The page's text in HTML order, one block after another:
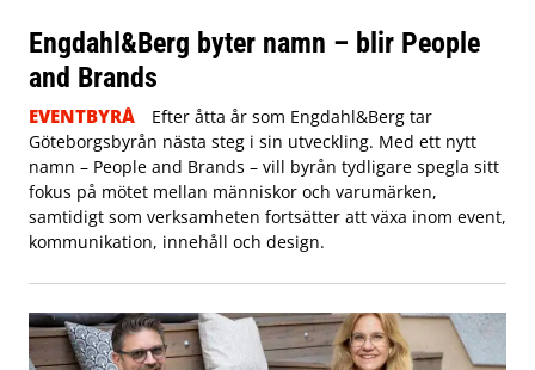
Engdahl&Berg byter namn – blir People
and Brands
EVENTBYRÅ
Efter åtta år som Engdahl&Berg tar
Göteborgsbyrån nästa steg i sin utveckling. Med ett nytt
namn – People and Brands – vill byrån tydligare spegla sitt
fokus på mötet mellan människor och varumärken,
samtidigt som verksamheten fortsätter att växa inom event,
kommunikation, innehåll och design.